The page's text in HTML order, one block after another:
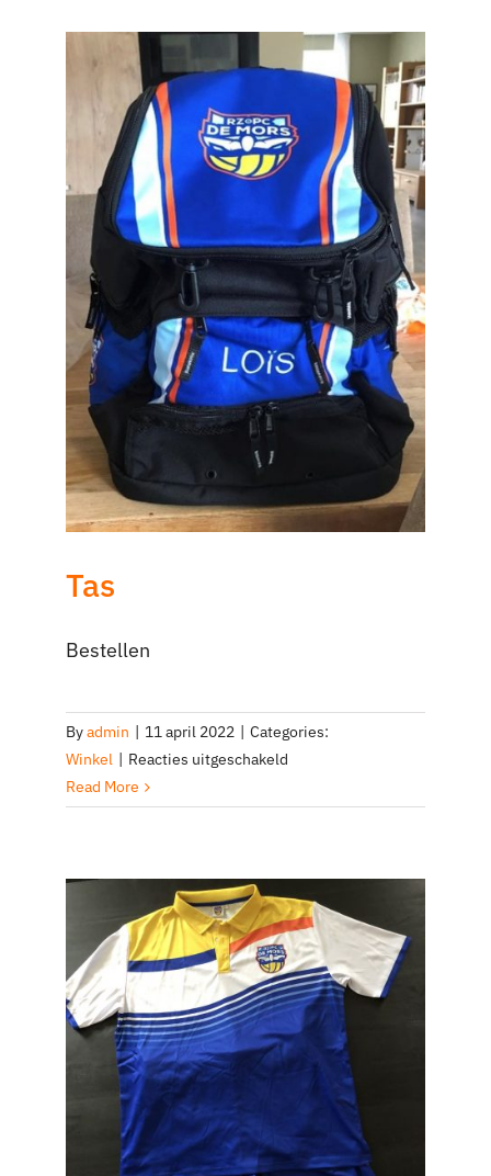
Tas
Bestellen
Byadmin | 11 april 2022 | Categories:
Winkel | Reacties uitgeschakeldvoor
Read More